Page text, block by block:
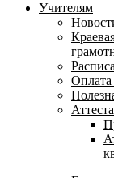
Учителям
Оплата